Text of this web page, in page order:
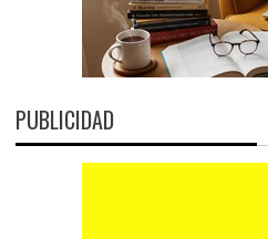
PUBLICIDAD